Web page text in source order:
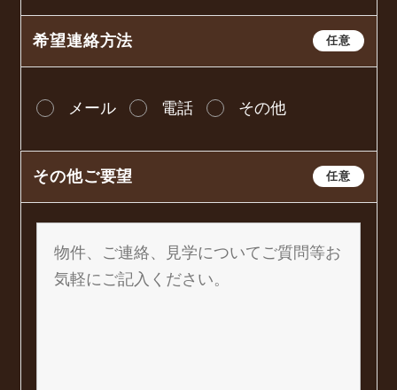
任意
希望連絡方法
メール 電話 その他
任意
その他ご要望